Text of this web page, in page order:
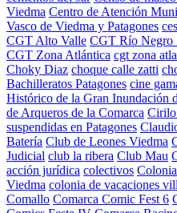
Viedma Centro de Atención
Vasco de Viedma y Patagones
CGT Alto Valle CGT Río Negro
CGT Zona Atlántica cgt zona
Choky Diaz choque calle zatti
Bachilleratos Patagones cine
Histórico de la Gran Inundación
de Arqueros de la Comarca Cirilo
suspendidas en Patagones
Batería Club de Leones Viedma
Judicial club la ribera Club Mau
acción jurídica colectivos
Viedma colonia de vacaciones
Comallo Comarca Comic Fest 6